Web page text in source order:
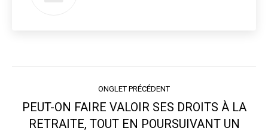
de
ONGLET PRÉCÉDENT
Onglet
PEUT-ON FAIRE VALOIR SES DROITS À LA
RETRAITE, TOUT EN POURSUIVANT UN